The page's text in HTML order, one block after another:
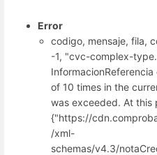
Error
codigo, mensaje, fila,
-1, "cvc-complex-
of 10 times in the
was exceeded. At this
{"https://
/xml-
schemas/v4.3/